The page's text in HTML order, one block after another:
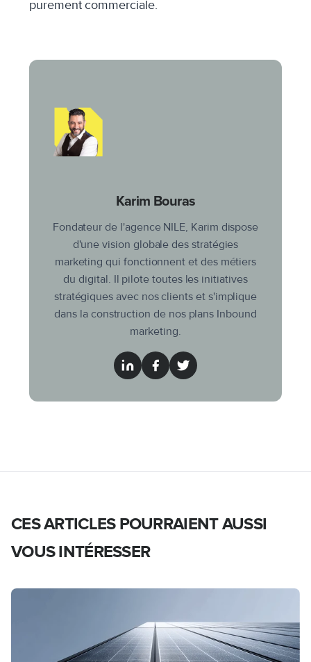
purement commerciale.
Karim Bouras
Fondateur de l'agence NILE, Karim dispose
d'une vision globale des stratégies
marketing qui fonctionnent et des métiers
du digital. Il pilote toutes les initiatives
stratégiques avec nos clients et s'implique
dans la construction de nos plans Inbound
marketing.
CES ARTICLES POURRAIENT AUSSI
VOUS INTÉRESSER